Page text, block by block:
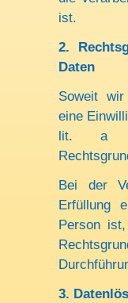
ist.
2.
Daten
Soweit wir
eine
lit. a
Bei der
Erfüllung
Person
3.